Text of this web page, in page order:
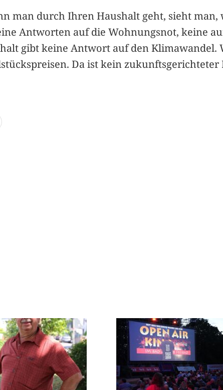
man durch Ihren Haushalt geht, sieht
Antworten auf die Wohnungsnot, keine
gibt keine Antwort auf den
Da ist kein zukunftsgerichteter